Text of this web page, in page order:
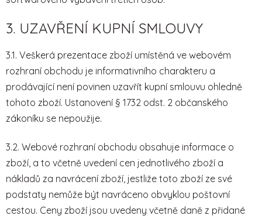
3. UZAVŘENÍ KUPNÍ SMLOUVY
3.1. Veškerá prezentace zboží umístěná ve webovém
rozhraní obchodu je informativního charakteru a
prodávající není povinen uzavřít kupní smlouvu ohledně
tohoto zboží. Ustanovení § 1732 odst. 2 občanského
zákoníku se nepoužije.
3.2. Webové rozhraní obchodu obsahuje informace o
zboží, a to včetně uvedení cen jednotlivého zboží a
nákladů za navrácení zboží, jestliže toto zboží ze své
podstaty nemůže být navráceno obvyklou poštovní
cestou. Ceny zboží jsou uvedeny včetně daně z přidané